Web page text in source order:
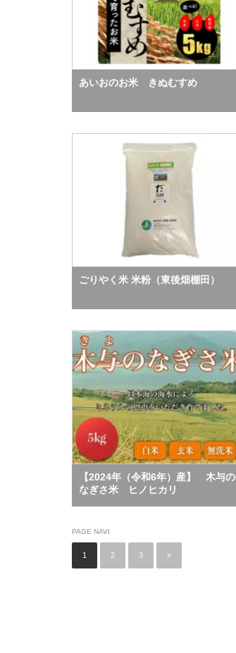
あいおのお米 きぬむすめ
ごりやく米 米粉（東後畑棚田）
【2024年（令和6年）産】 木与の
なぎさ米 ヒノヒカリ
PAGE NAVI
1 2 3 »